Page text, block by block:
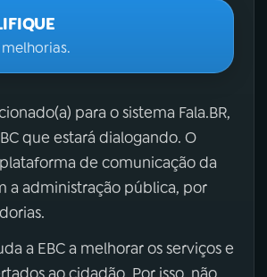
para o sistema Fala.BR,
que estará dialogando. O
plataforma de comunicação da
a administração pública, por
a EBC a melhorar os serviços e